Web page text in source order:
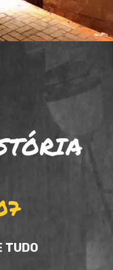
TUDO